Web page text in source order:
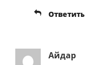
Ответить
Айдар